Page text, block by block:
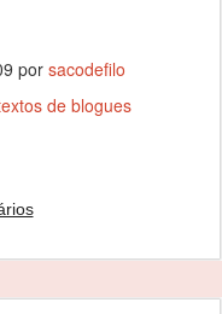
por sacodefilo
de blogues